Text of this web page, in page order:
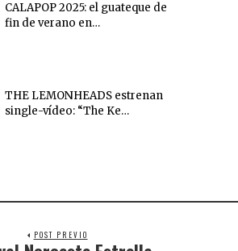
CALAPOP 2025: el guateque de
fin de verano en…
THE LEMONHEADS estrenan
single-vídeo: “The Ke…
POST PREVIO